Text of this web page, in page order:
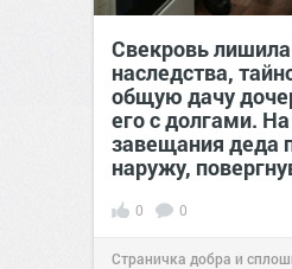
Свекровь
наследства,
общую дачу
его с долгами.
завещания деда
наружу,
0 0
Страничка добра и